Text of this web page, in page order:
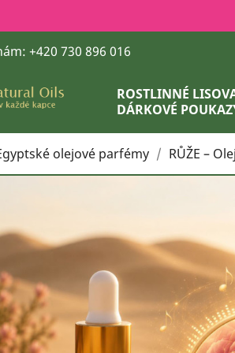
+420 730 896 016
ROSTLINNÉ
DÁRKOVÉ
olejové parfémy RŮŽE –